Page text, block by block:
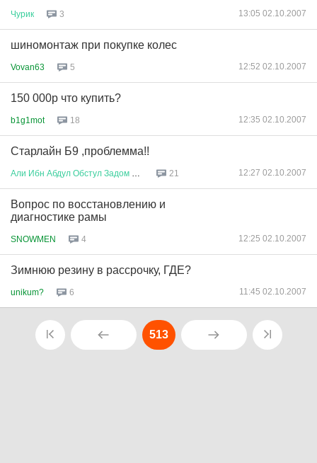
Чурик 3 13:05 02.10.2007
шиномонтаж при покупке колес
Vovan63 5 12:52 02.10.2007
150 000р что купить?
b1g1mot 18 12:35 02.10.2007
Старлайн Б9 ,проблемма!!
Али Ибн Абдул Обстул Задом 21 12:27 02.10.2007
Вопрос по восстановлению и
диагностике рамы
SNOWMEN 4 12:25 02.10.2007
Зимнюю резину в рассрочку, ГДЕ?
unikum? 6 11:45 02.10.2007
513